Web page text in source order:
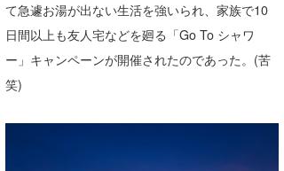
て急遽お湯が出ない生活を強いられ、家族で10
日間以上も友人宅などを廻る「Go To シャワ
ー」キャンペーンが開催されたのであった。(苦
笑)
KY
MIN